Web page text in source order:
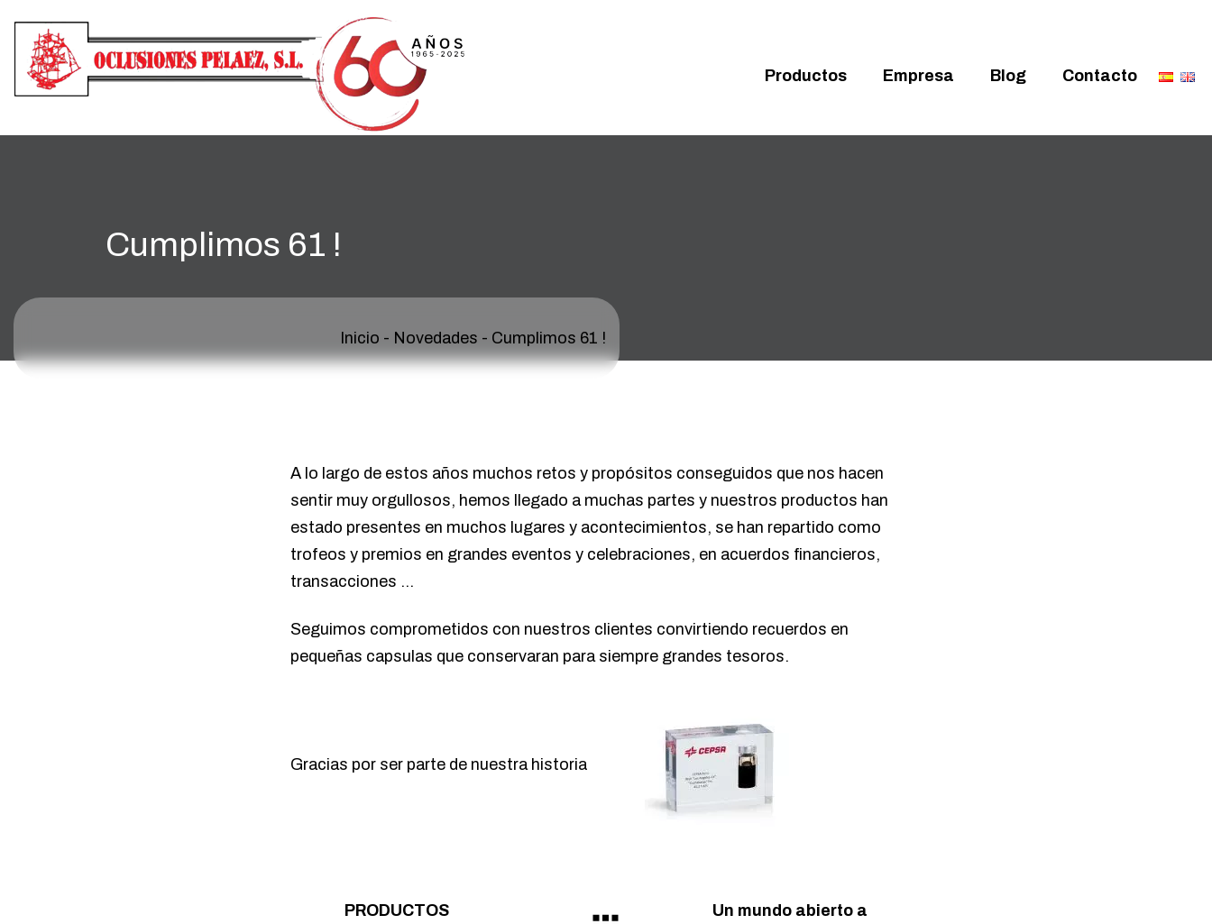
Productos Empresa Blog Contacto
Cumplimos 61 !
Inicio - Novedades - Cumplimos 61 !
A lo largo de estos años muchos retos y propósitos conseguidos que nos hacen
sentir muy orgullosos, hemos llegado a muchas partes y nuestros productos han
estado presentes en muchos lugares y acontecimientos, se han repartido como
trofeos y premios en grandes eventos y celebraciones, en acuerdos financieros,
transacciones …
Seguimos comprometidos con nuestros clientes convirtiendo recuerdos en
pequeñas capsulas que conservaran para siempre grandes tesoros.
Gracias por ser parte de nuestra historia
PRODUCTOS
Un mundo abierto a